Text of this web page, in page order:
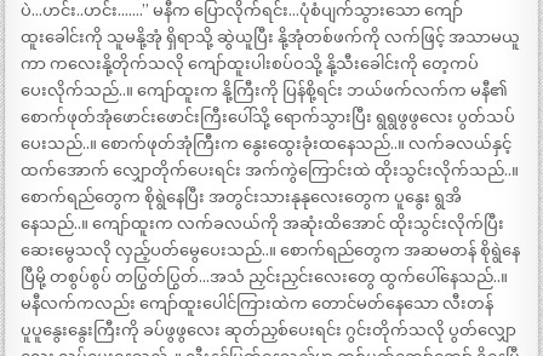
ပဲ…ဟင်း..ဟင်း…….” မနီက ပြောလိုက်ရင်း…ပုံစံပျက်သွားသော ကျော်
ထူးခေါင်းကို သူမနို့အုံ ရှိရာသို့ ဆွဲယူပြီး နို့အုံတစ်ဖက်ကို လက်ဖြင့် အသာမယူ
ကာ ကလေးနို့တိုက်သလို ကျော်ထူးပါးစပ်ဝသို့ နို့သီးခေါင်းကို တေ့ကပ်
ပေးလိုက်သည်..။ ကျော်ထူးက နို့ကြီးကို ပြန်စို့ရင်း ဘယ်ဖက်လက်က မနီ၏
စောက်ဖုတ်အုံဖောင်းဖောင်းကြီးပေါ်သို့ ရောက်သွားပြီး ရွရွဖွဖွလေး ပွတ်သပ်
ပေးသည်..။ စောက်ဖုတ်အုံကြီးက နွေးထွေးခုံးထနေသည်..။ လက်ခလယ်နှင့်
ထက်အောက် လျှောတိုက်ပေးရင်း အက်ကွဲကြောင်းထဲ ထိုးသွင်းလိုက်သည်..။
စောက်ရည်တွေက စိုရွဲနေပြီး အတွင်းသားနုနုလေးတွေက ပူနွေး ရွအိ
နေသည်..။ ကျော်ထူးက လက်ခလယ်ကို အဆုံးထိအောင် ထိုးသွင်းလိုက်ပြီး
ဆေးမွေသလို လှည့်ပတ်မွေပေးသည်..။ စောက်ရည်တွေက အဆမတန် စိုရွဲနေ
ပြီမို့ တစွပ်စွပ် တပြွတ်ပြွတ်…အသံ ညှင်းညှင်းလေးတွေ ထွက်ပေါ်နေသည်..။
မနီလက်ကလည်း ကျော်ထူးပေါင်ကြားထဲက တောင်မတ်နေသော လီးတန်
ပူပူနွေးနွေးကြီးကို ခပ်ဖွဖွလေး ဆုတ်ညှစ်ပေးရင်း ဂွင်းတိုက်သလို ပွတ်လျှော